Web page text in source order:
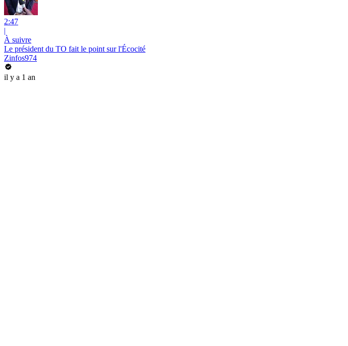
2:47
|
À suivre
Le président du TO fait le point sur l'Écocité
Zinfos974
il y a 1 an